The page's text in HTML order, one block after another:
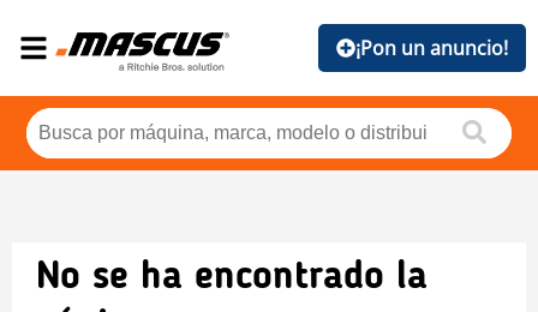
¡Pon un anuncio!
No se ha encontrado la